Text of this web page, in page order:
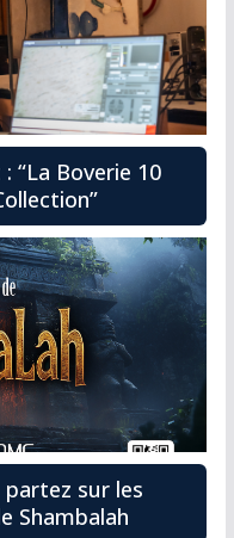
“La Boverie 10
partez sur les
Shambalah